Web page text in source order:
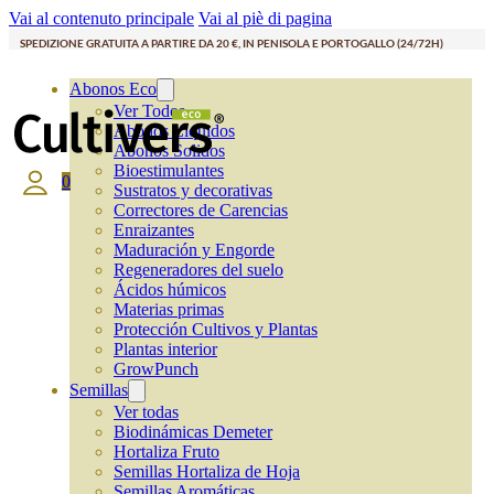
Vai al contenuto principale Vai al piè di pagina
SPEDIZIONE GRATUITA A PARTIRE DA 20 €, IN PENISOLA E PORTOGALLO (24/72H)
Abonos Eco
Ver Todos
Abonos Líquidos
Abonos Solidos
Bioestimulantes
Sustratos y decorativas
Correctores de Carencias
Enraizantes
Maduración y Engorde
Regeneradores del suelo
Ácidos húmicos
Materias primas
Protección Cultivos y Plantas
Plantas interior
GrowPunch
Semillas
Ver todas
Biodinámicas Demeter
Hortaliza Fruto
Semillas Hortaliza de Hoja
0